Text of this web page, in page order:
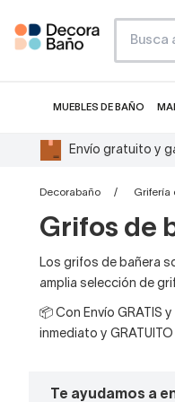
MUEBLES DE BAÑO
Envío gratuito y
Decorabaño Grifería
Grifos de
Los grifos de bañera
amplia selección de
📦 Con Envío GRATIS
inmediato y GRATUITO
Te ayudamos a